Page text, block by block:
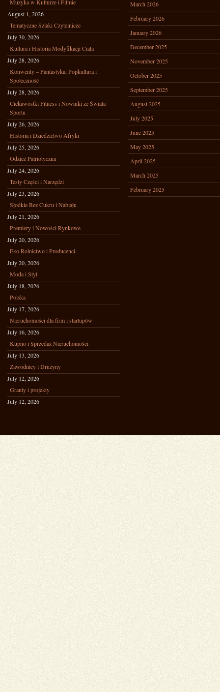
Muzyka w Kulturze i Filmie
August 1, 2026
Tematyczne Szlaki Czytelnicze
July 30, 2026
Kultura i Historia Modyfikacji Ciała
July 28, 2026
Konwenty – Fantastyka, Popkultura i
Społeczność
July 28, 2026
Ciekawostki Fitness i Nowinki ze Świata
Sportu
July 26, 2026
Historia i Dziedzictwo Afryki
July 25, 2026
Odzież Patriotyczna
July 24, 2026
Testy Części i Narzędzi
July 23, 2026
Słodkie Bez Cukru i Nabiału
July 21, 2026
Premiery i Nowości Rynkowe
July 20, 2026
Eko Rolnictwo i Producenci
July 20, 2026
Moda i Styl
July 18, 2026
Polska
July 17, 2026
Nieruchomości dla firm i startupów
July 16, 2026
Kupno i Sprzedaż Nieruchomości
July 13, 2026
Zawodnicy i Drużyny
July 12, 2026
Granty i projekty
July 12, 2026
March 2026
February 2026
January 2026
December 2025
November 2025
October 2025
September 2025
August 2025
July 2025
June 2025
May 2025
April 2025
March 2025
February 2025